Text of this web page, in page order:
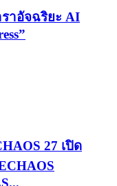
าอัจฉริยะ AI
27 เปิด